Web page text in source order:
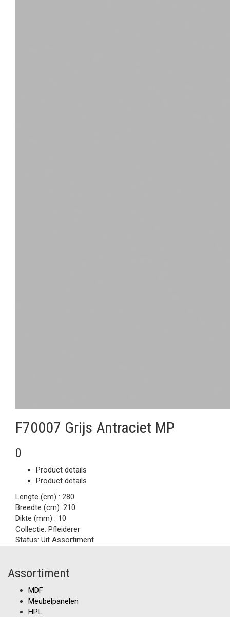
F70007 Grijs Antraciet MP
0
Product details
Product details
Lengte (cm) : 280
Breedte (cm): 210
Dikte (mm) : 10
Collectie: Pfleiderer
Status: Uit Assortiment
Assortiment
MDF
Meubelpanelen
HPL